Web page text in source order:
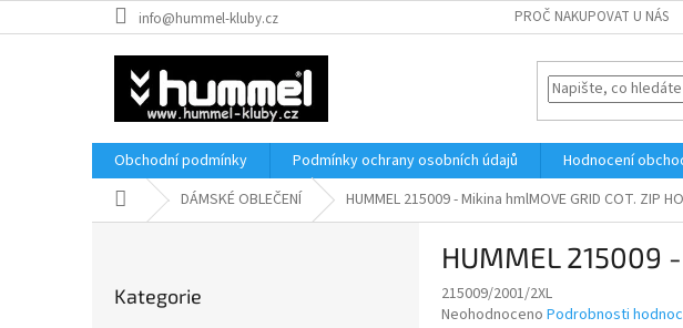
na
info@hummel-kluby.cz PROČ NAKUPOVAT U NÁS
Obchodní podmínky Podmínky ochrany osobních údajů Hodnocení
Domů DÁMSKÉ OBLEČENÍ HUMMEL 215009 - Mikina hmlMOVE GRID COT. ZIP
kategorie
Kategorie
HUMMEL 215009
215009/2001/2XL
Průměrné
Neohodnoceno Podrobnosti